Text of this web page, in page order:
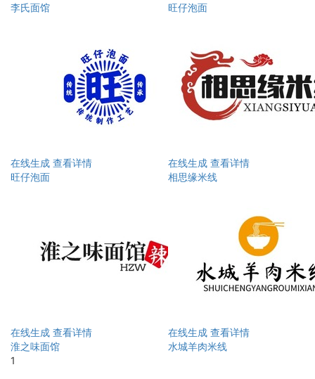
李氏面馆 旺仔泡面
在线生成 查看详情
旺仔泡面
在线生成 查看详情
相思缘米线
在线生成 查看详情
淮之味面馆
在线生成 查看详情
水城羊肉米线
1